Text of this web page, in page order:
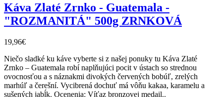
Káva Zlaté Zrnko - Guatemala -
"ROZMANITÁ" 500g ZRNKOVÁ
19,96€
Niečo sladké ku káve vyberte si z našej ponuky tu Káva Zlaté
Zrnko – Guatemala robí naplňujúci pocit v ústach so strednou
ovocnosťou a s náznakmi divokých červených bobúľ, zrelých
marhúľ a čerešní. Vycibrená dochuť má vôňu kakaa, karamelu a
sušených jabĺk. Ocenenia: Víťaz bronzovej medail..